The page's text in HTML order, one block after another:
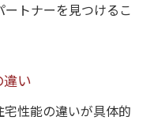
トナーを見つけるこ
い
性能の違いが具体的